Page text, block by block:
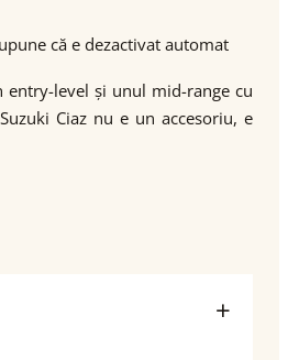
că e dezactivat automat
entry-level și unul mid-range cu
Ciaz nu e un accesoriu, e